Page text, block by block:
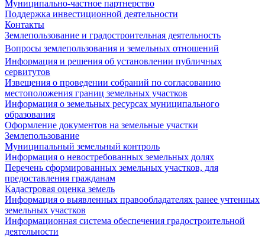
Муниципально-частное партнерство
Поддержка инвестиционной деятельности
Контакты
Землепользование и градостроительная деятельность
Вопросы землепользования и земельных отношений
Информация и решения об установлении публичных
сервитутов
Извещения о проведении собраний по согласованию
местоположения границ земельных участков
Информация о земельных ресурсах муниципального
образования
Оформление документов на земельные участки
Землепользование
Муниципальный земельный контроль
Информация о невостребованных земельных долях
Перечень сформированных земельных участков, для
предоставления гражданам
Кадастровая оценка земель
Информация о выявленных правообладателях ранее учтенных
земельных участков
Информационная система обеспечения градостроительной
деятельности